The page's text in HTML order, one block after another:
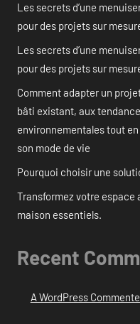
Les secrets d’une
pour des projets sur
Les secrets d’une
pour des projets sur
Comment adapter un
bâti existant, aux
environnementales tout
son mode de vie
Pourquoi choisir une
Transformez votre espace
maison essentiels.
Recent
A WordPress